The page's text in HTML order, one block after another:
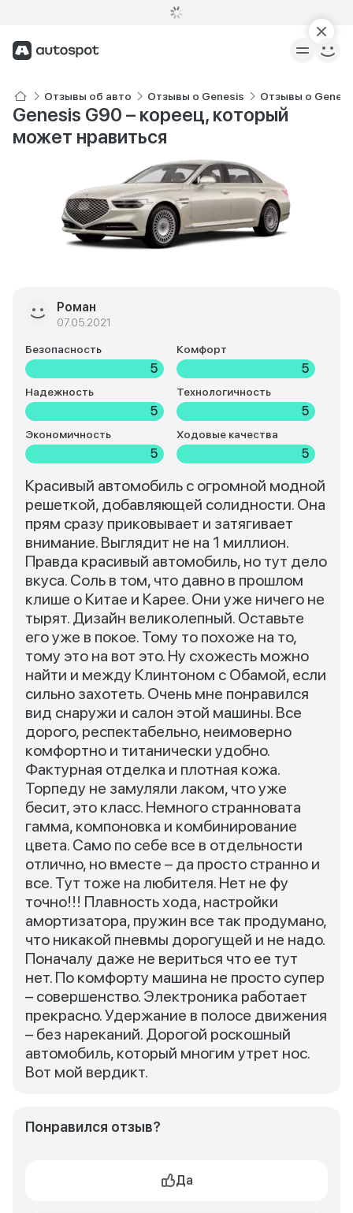
Отзывы об авто Отзывы о Genesis Отзывы о
Genesis G90 – кореец, который
может нравиться
Роман
07.05.2021
Безопасность
5
Комфорт
5
Надежность
5
Технологичность
5
Экономичность
5
Ходовые качества
5
Красивый автомобиль с огромной модной
решеткой, добавляющей солидности. Она
прям сразу приковывает и затягивает
внимание. Выглядит не на 1 миллион.
Правда красивый автомобиль, но тут дело
вкуса. Соль в том, что давно в прошлом
клише о Китае и Карее. Они уже ничего не
тырят. Дизайн великолепный. Оставьте
его уже в покое. Тому то похоже на то,
тому это на вот это. Ну схожесть можно
найти и между Клинтоном с Обамой, если
сильно захотеть. Очень мне понравился
вид снаружи и салон этой машины. Все
дорого, респектабельно, неимоверно
комфортно и титанически удобно.
Фактурная отделка и плотная кожа.
Торпеду не замуляли лаком, что уже
бесит, это класс. Немного странновата
гамма, компоновка и комбинирование
цвета. Само по себе все в отдельности
отлично, но вместе – да просто странно и
все. Тут тоже на любителя. Нет не фу
точно!!! Плавность хода, настройки
амортизатора, пружин все так продумано,
что никакой пневмы дорогущей и не надо.
Поначалу даже не вериться что ее тут
нет. По комфорту машина не просто супер
– совершенство. Электроника работает
прекрасно. Удержание в полосе движения
– без нареканий. Дорогой роскошный
автомобиль, который многим утрет нос.
Вот мой вердикт.
Понравился отзыв?
Да